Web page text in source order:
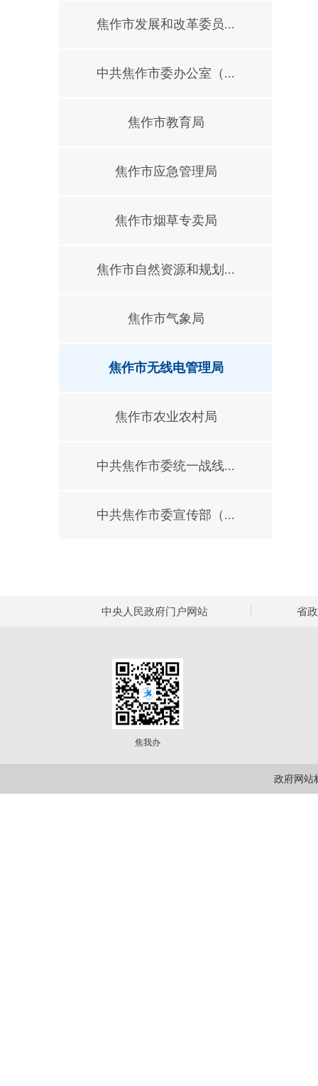
焦作市发展和改革委员...
中共焦作市委办公室（...
焦作市教育局
焦作市应急管理局
焦作市烟草专卖局
焦作市自然资源和规划...
焦作市气象局
焦作市无线电管理局
焦作市农业农村局
中共焦作市委统一战线...
中共焦作市委宣传部（...
中央人民政府门户网站 省
焦我办
政府网站